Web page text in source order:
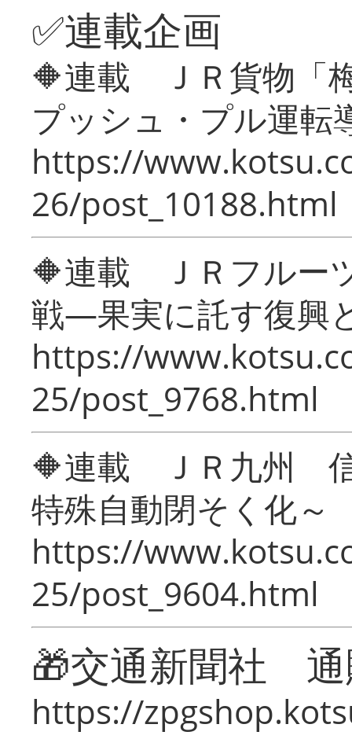
✅連載企画
🔶連載 ＪＲ貨物「
プッシュ・プル運転
https://
26/post_10188.html
🔶連載 ＪＲフルー
戦―果実に託す復興
https://
25/post_9768.html
🔶連載 ＪＲ九州 信
特殊自動閉そく化～
https://
25/post_9604.html
🎁交通新聞社
https://